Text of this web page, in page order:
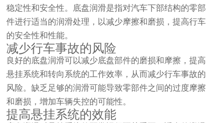
稳定性和安全性。底盘润滑是指对汽车下部结构的零部
件进行适当的润滑处理，以减少摩擦和磨损，提高行车
的安全性和性能。
减少行车事故的风险
良好的底盘润滑可以减少底盘部件的磨损和摩擦，提高
悬挂系统和转向系统的工作效率，从而减少行车事故的
风险。缺乏足够的润滑可能导致零部件之间的过度摩擦
和磨损，增加车辆失控的可能性。
提高悬挂系统的效能